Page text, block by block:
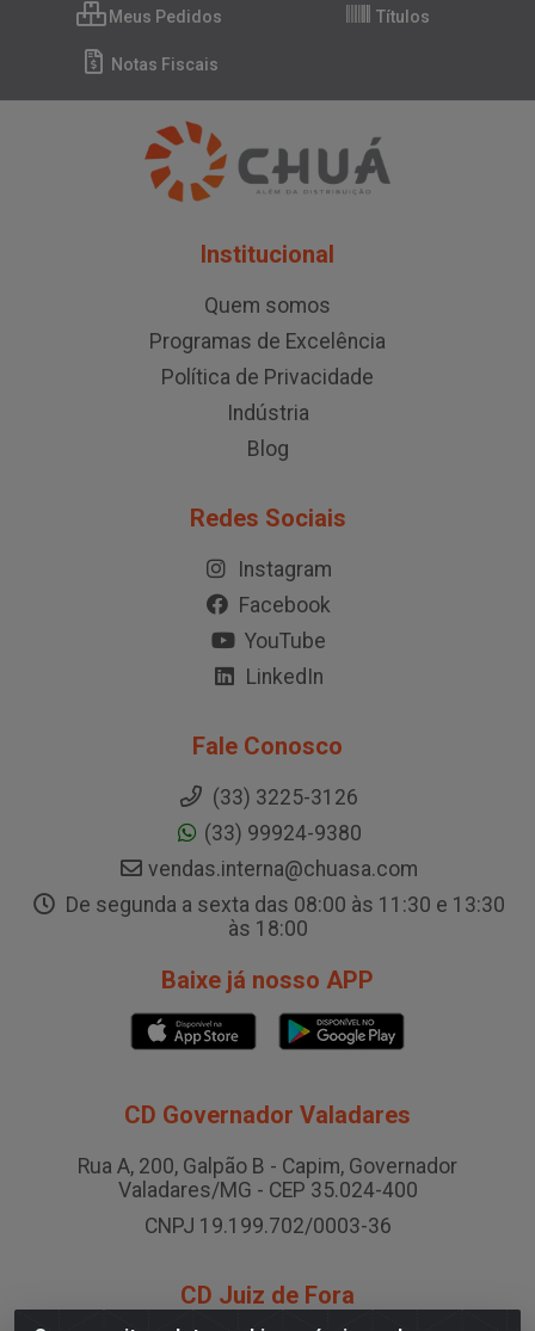
Meus Pedidos Títulos
Notas Fiscais
Institucional
Quem somos
Programas de Excelência
Política de Privacidade
Indústria
Blog
Redes Sociais
Instagram
Facebook
YouTube
LinkedIn
Fale Conosco
(33) 3225-3126
(33) 99924-9380
vendas.interna@chuasa.com
De segunda a sexta das 08:00 às 11:30 e 13:30
às 18:00
Baixe já nosso APP
CD Governador Valadares
Rua A, 200, Galpão B - Capim, Governador
Valadares/MG - CEP 35.024-400
CNPJ 19.199.702/0003-36
CD Juiz de Fora